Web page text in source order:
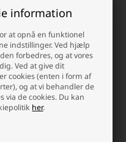
information
at opnå en funktionel
indstillinger. Ved hjælp
forbedres, og at vores
Ved at give dit
cookies (enten i form af
og at vi behandler de
via de cookies. Du kan
her.
Kontakt os via e-mail, og vi
besvarer så hurtig vi kan.